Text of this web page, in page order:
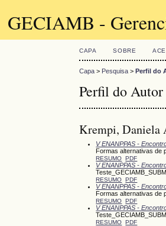
GECIAMB -
CAPA SOBRE
Capa > Pesquisa >Perfil do
Perfil do Autor
Krempi, Daniela
V ENANPPAS -
Formas alternativas de
RESUMO PDF
V ENANPPAS -
RESUMO PDF
V ENANPPAS -
Formas alternativas de
RESUMO PDF
V ENANPPAS -
RESUMO PDF